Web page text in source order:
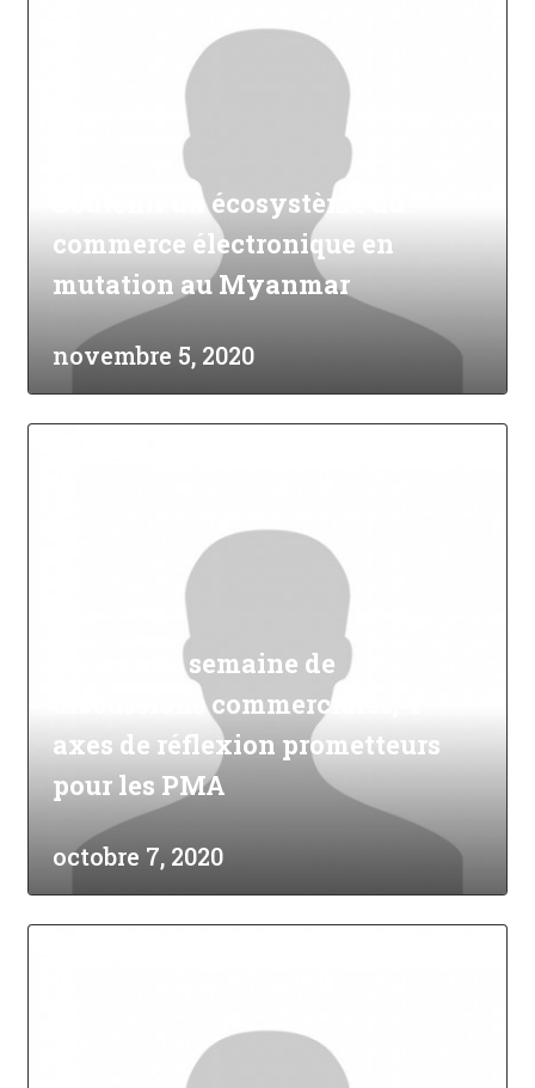
Soutenir un écosystème du
commerce électronique en
mutation au Myanmar
novembre 5, 2020
Après une semaine de
discussions commerciales, 4
axes de réflexion prometteurs
pour les PMA
octobre 7, 2020